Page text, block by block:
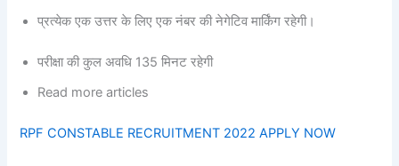
प्रत्येक एक उत्तर के लिए एक नंबर की नेगेटिव मार्किंग रहेगी।
परीक्षा की कुल अवधि 135 मिनट रहेगी
Read more articles
RPF CONSTABLE RECRUITMENT 2022 APPLY NOW